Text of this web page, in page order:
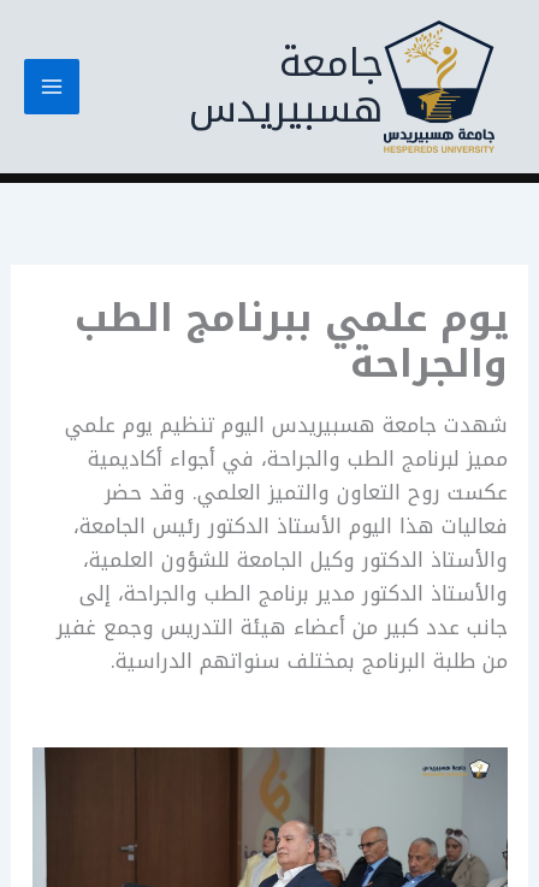
المحتوى
جامعة
هسبيريدس
يوم علمي ببرنامج الطب
والجراحة
شهدت جامعة هسبيريدس اليوم تنظيم يوم علمي
مميز لبرنامج الطب والجراحة، في أجواء أكاديمية
عكست روح التعاون والتميز العلمي. وقد حضر
فعاليات هذا اليوم الأستاذ الدكتور رئيس الجامعة،
والأستاذ الدكتور وكيل الجامعة للشؤون العلمية،
والأستاذ الدكتور مدير برنامج الطب والجراحة، إلى
جانب عدد كبير من أعضاء هيئة التدريس وجمع غفير
من طلبة البرنامج بمختلف سنواتهم الدراسية.